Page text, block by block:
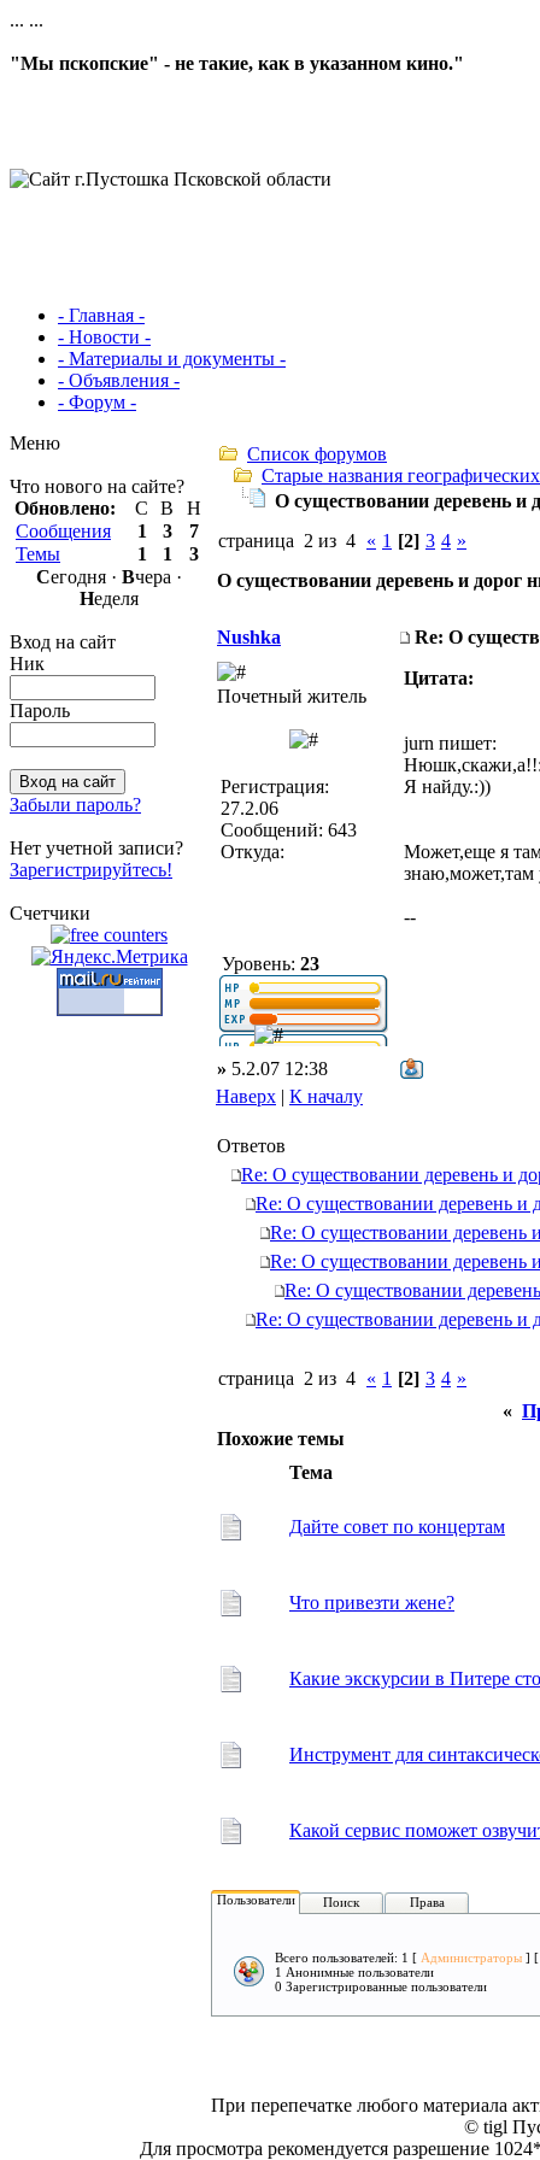
... ...
"Мы пскопские" - не такие, как в указанном кино."
- Главная -
- Новости -
- Материалы и документы -
- Объявления -
- Форум -
Меню
Что нового на сайте?
Обновлено:
С В
Н
Сообщения
1 3
7
Темы
1 1
3
Сегодня · Вчера ·
Неделя
Вход на сайт
Ник
Пароль
Забыли пароль?
Нет учетной записи?
Зарегистрируйтесь!
Счетчики
Список форумов
Старые названия
О существовании деревень и
страница 2 из 4 « 1 [2] 3 4 »
О существовании деревень и дорог
Nushka Re: О
Почетный житель
Регистрация:
27.2.06
Сообщений: 643
Откуда:
Уровень: 23
Цитата:
jurn пишет:
Я найду.:))
Может,еще я
знаю,может,там
--
» 5.2.07 12:38
Наверх | К началу
Ответов
Re: О существовании деревень и
Re: О существовании деревень и
Re: О существовании деревень
Re: О существовании деревень
Re: О существовании
Re: О существовании деревень и
страница 2 из 4 « 1 [2] 3 4 »
«
Похожие темы
Тема
Дайте совет по концертам
Что привезти жене?
Какие экскурсии в Питере
Инструмент для
Какой сервис поможет
Пользователи Поиск Права
Всего пользователей: 1 [ Администраторы ]
1 Анонимные пользователи
0 Зарегистрированные пользователи
При перепечатке любого материала
© tigl
Для просмотра рекомендуется разрешение